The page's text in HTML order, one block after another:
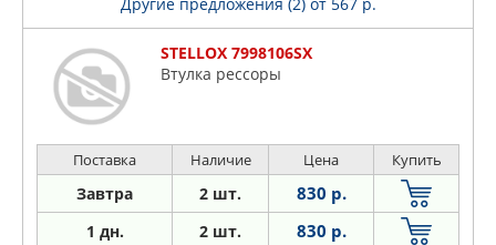
STELLOX 7998106SX
Втулка рессоры
Поставка Наличие Цена Купить
Завтра 2 шт. 830 р.
1 дн. 2 шт. 830 р.